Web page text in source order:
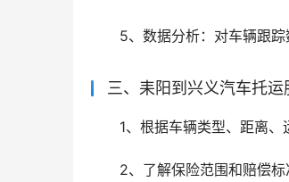
5、数据分析：对车辆跟踪
三、耒阳到兴义汽车托运
1、根据车辆类型、距离、
2、了解保险范围和赔偿